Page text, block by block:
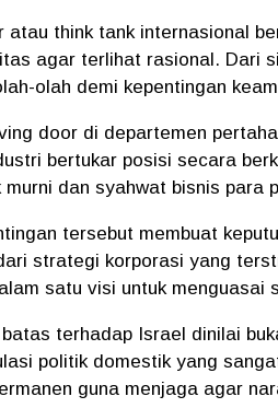
atau think tank internasional
agar terlihat rasional. Dari
olah demi kepentingan
door di departemen
bertukar posisi secara
murni dan syahwat bisnis para
tersebut membuat
strategi korporasi yang
satu visi untuk menguasai
batas terhadap Israel dinilai
politik domestik yang
guna menjaga agar